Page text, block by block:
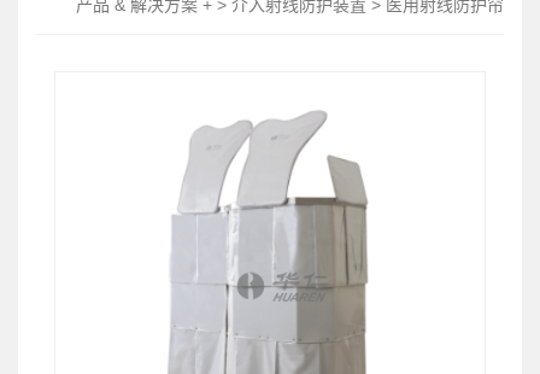
产品 & 解决方案 + > 介入射线防护装置 > 医用射线防护帘